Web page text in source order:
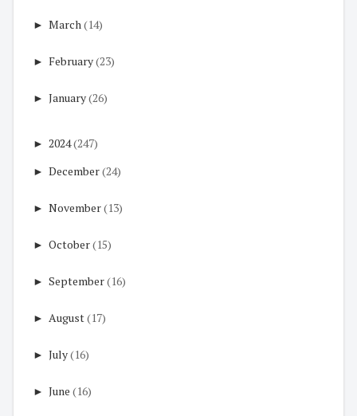
► March(14)
► February(23)
► January(26)
► 2024(247)
► December(24)
► November(13)
► October(15)
► September(16)
► August(17)
► July(16)
► June (16)